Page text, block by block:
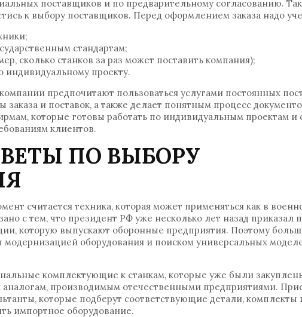
поставщиков и по предварительному согласованию.
к выбору поставщиков. Перед оформлением заказа надо
стандартам;
сколько станков за раз может поставить компания);
индивидуальному проекту.
предпочитают пользоваться услугами постоянных
и поставок, а также делает понятным процесс
которые готовы работать по индивидуальным проектам и
клиентов.
ПО ВЫБОРУ
считается техника, которая может применяться как в
с тем, что президент РФ уже несколько лет назад приказал
которую выпускают оборонные предприятия. Поэтому
оборудования и поиском универсальных
комплектующие к станкам, которые уже были
аналогам, производимым отечественными предприятиями.
которые подберут соответствующие детали,
импортное оборудование.